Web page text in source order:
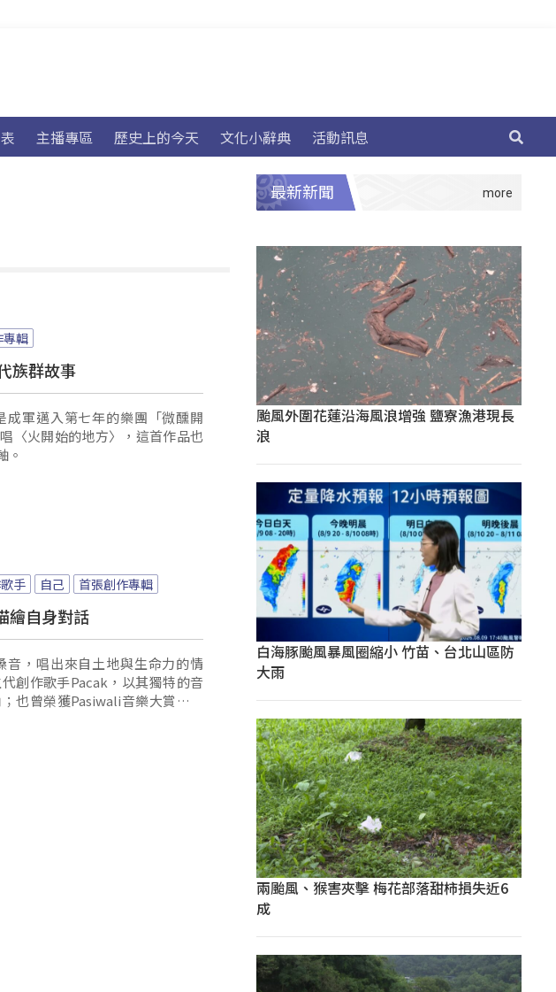
主播專區 歷史上的今天 文化小辭典 活動訊息
專輯
族群故事
軍邁入第七年的樂團「微醺開
〈火開始的地方〉，這首作品也
。
手 自己 首張創作專輯
繪自身對話
音，唱出來自土地與生命力的情
創作歌手Pacak，以其獨特的音
也曾榮獲Pasiwali音樂大賞和鐵
段從公職人員轉換成原民創作歌
最新新聞
颱風外圍花蓮沿海風浪增強 鹽寮漁港現長
浪
白海豚颱風暴風圈縮小 竹苗、台北山區防
大雨
兩颱風、猴害夾擊 梅花部落甜柿損失近6
成